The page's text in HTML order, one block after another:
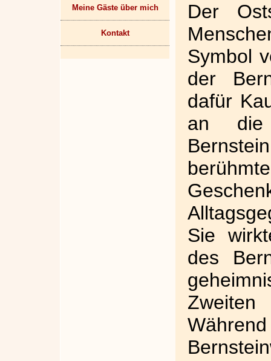
Meine Gäste über mich
Kontakt
Der
Symbol
der
dafür
an die
Sie
des